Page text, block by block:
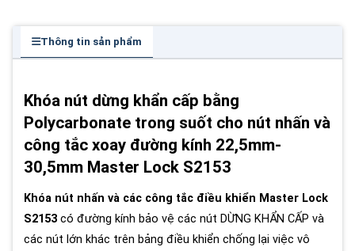
Thông tin sản phẩm
Khóa nút dừng khẩn cấp bằng
Polycarbonate trong suốt cho nút nhấn và
công tắc xoay đường kính 22,5mm-
30,5mm Master Lock S2153
Khóa nút nhấn và các công tắc điều khiển Master Lock
S2153 có đường kính bảo vệ các nút DỪNG KHẨN CẤP và
các nút lớn khác trên bảng điều khiển chống lại việc vô